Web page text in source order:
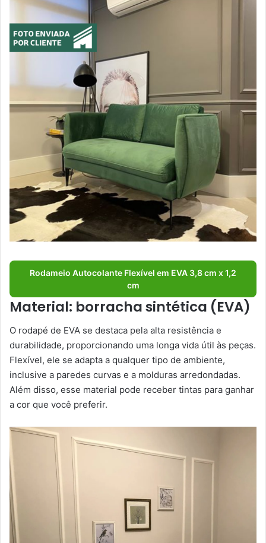
Rodameio Autocolante Flexível em EVA 3,8 cm x 1,2
cm
Material: borracha sintética (EVA)
O rodapé de EVA se destaca pela alta resistência e
durabilidade, proporcionando uma longa vida útil às peças.
Flexível, ele se adapta a qualquer tipo de ambiente,
inclusive a paredes curvas e a molduras arredondadas.
Além disso, esse material pode receber tintas para ganhar
a cor que você preferir.